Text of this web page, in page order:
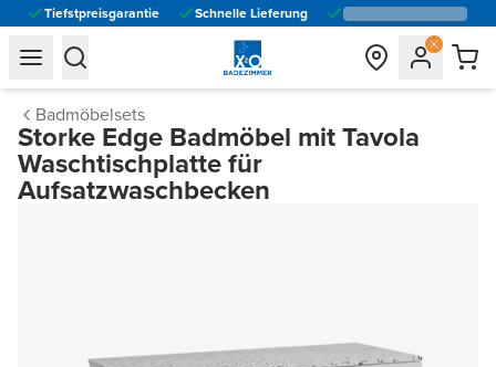
Tiefstpreisgarantie Schnelle Lieferung
general.navigation.toggle_menu.label
general.navigation.toggle_menu.label
Badmöbelsets
Storke Edge Badmöbel mit Tavola
Waschtischplatte für
Aufsatzwaschbecken